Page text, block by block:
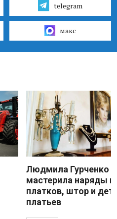
telegram
макс
Людмила Гурченко
мастерила наряды
платков, штор и
платьев